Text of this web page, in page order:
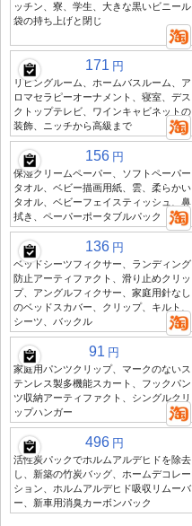
ッチン、寮、学生、大きな黒いビニール
袋の持ち上げと閉じ
171 円
リビングルーム、ホームバスルーム、ア
ロマセラピーオーナメント、寝室、デス
クトップテレビ、ワインキャビネットの
装飾、ニッチから高級まで
156 円
保湿クリームペーパー、ソフトペーパー
タオル、ベビー描画用紙、雲、柔らかい
タオル、ベビーフェイスティッシュ、鼻
拭き、ペーパーポータブルパック
136 円
ベッドシーツフィクサー、ランディング
防止アーティファクト、滑り止めクリッ
プ、アングルフィクサー、家庭用針なし
のベッドスカバー、クリップ、キルト、
シーツ、バックル
91 円
家庭用パンツクリップ、マークのないス
テンレス製多機能スカート、フックパン
ツ収納アーティファクト、シングルクリ
ップハンガー
496 円
活性炭パックでホルムアルデヒドを除去
し、新築の竹炭バッグ、ホームデコレー
ション、ホルムアルデヒド吸収リムーバ
ー、新車用消臭カーボンパック